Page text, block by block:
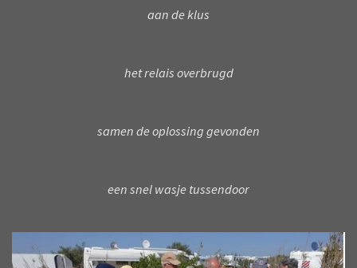
aan de klus
het relais overbrugd
samen de oplossing gevonden
een snel wasje tussendoor